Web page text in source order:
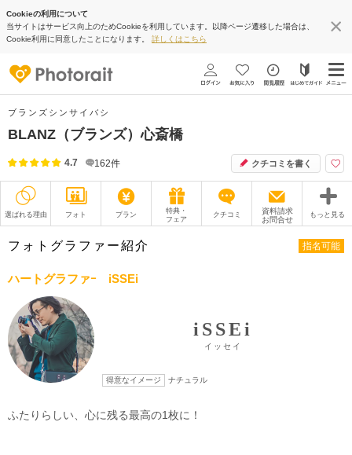
Cookieの利用について
当サイトはサービス向上のためCookieを利用しています。以降ページ遷移した場合は、
Cookie利用に同意したことになります。 詳しくはこちら
ブランズシンサイバシ
BLANZ（ブランズ）心斎橋
4.7 162件 クチコミを書く
選ばれる理由 フォト プラン
特典・
フェア
クチコミ
資料請求
お問合せ
もっと見る
撮影レポート
衣装
オプション
アクセス/TEL スタジオトップ
こだわりポイント
フォトグラファー紹介 指名可能
ハートグラファｰ iSSEi
iSSEi
イッセイ
得意なイメージ ナチュラル
ふたりらしい、心に残る最高の1枚に！